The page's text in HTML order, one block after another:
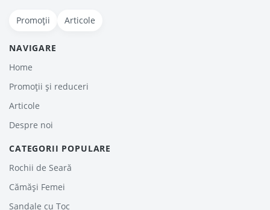
Promoții Articole
NAVIGARE
Home
Promoții și reduceri
Articole
Despre noi
CATEGORII POPULARE
Rochii de Seară
Cămăși Femei
Sandale cu Toc